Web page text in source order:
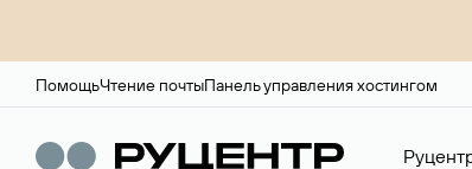
ПомощьЧтение почтыПанель управления хостингом